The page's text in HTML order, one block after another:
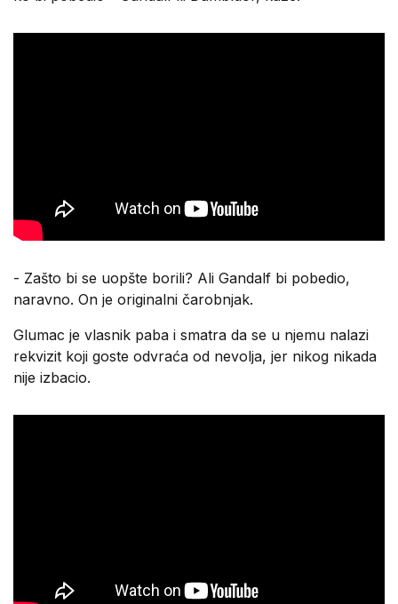
- Zašto bi se uopšte borili? Ali Gandalf bi pobedio,
naravno. On je originalni čarobnjak.
Glumac je vlasnik paba i smatra da se u njemu nalazi
rekvizit koji goste odvraća od nevolja, jer nikog nikada
nije izbacio.